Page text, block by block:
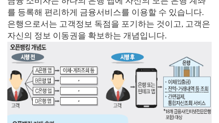
를 등록해 편리하게 금융서비스를 이용할 수 있습니다.
은행으로서는 고객정보 독점을 포기하는 것이고, 고객은
자신의 정보 이동권을 확보하는 개념입니다.